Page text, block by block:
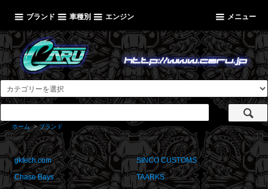
ブランド 車種別 エンジン メニュー
ホーム >ブランド
gktech.com
SINCO CUSTOMS
Chase Bays
TAARKS